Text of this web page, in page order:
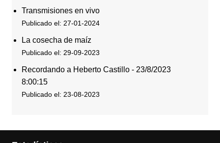
Transmisiones en vivo
Publicado el: 27-01-2024
La cosecha de maíz
Publicado el: 29-09-2023
Recordando a Heberto Castillo - 23/8/2023
8:00:15
Publicado el: 23-08-2023